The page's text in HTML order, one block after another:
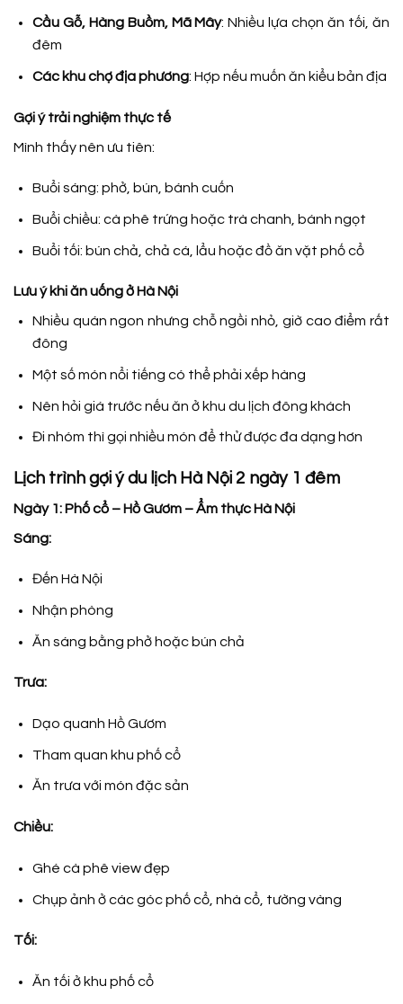
Cầu Gỗ, Hàng Buồm, Mã Mây: Nhiều lựa chọn ăn tối, ăn
đêm
Các khu chợ địa phương: Hợp nếu muốn ăn kiểu bản địa
Gợi ý trải nghiệm thực tế
Mình thấy nên ưu tiên:
Buổi sáng: phở, bún, bánh cuốn
Buổi chiều: cà phê trứng hoặc trà chanh, bánh ngọt
Buổi tối: bún chả, chả cá, lẩu hoặc đồ ăn vặt phố cổ
Lưu ý khi ăn uống ở Hà Nội
Nhiều quán ngon nhưng chỗ ngồi nhỏ, giờ cao điểm rất
đông
Một số món nổi tiếng có thể phải xếp hàng
Nên hỏi giá trước nếu ăn ở khu du lịch đông khách
Đi nhóm thì gọi nhiều món để thử được đa dạng hơn
Lịch trình gợi ý du lịch Hà Nội 2 ngày 1 đêm
Ngày 1: Phố cổ – Hồ Gươm – Ẩm thực Hà Nội
Sáng:
Đến Hà Nội
Nhận phòng
Ăn sáng bằng phở hoặc bún chả
Trưa:
Dạo quanh Hồ Gươm
Tham quan khu phố cổ
Ăn trưa với món đặc sản
Chiều:
Ghé cà phê view đẹp
Chụp ảnh ở các góc phố cổ, nhà cổ, tường vàng
Tối:
Ăn tối ở khu phố cổ